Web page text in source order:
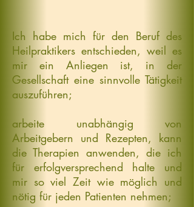
Ich habe mich für den Beruf des
Heilpraktikers entschieden, weil es
mir ein Anliegen ist, in der
Gesellschaft eine sinnvolle Tätigkeit
auszuführen;
arbeite unabhängig von
Arbeitgebern und Rezepten, kann
die Therapien anwenden, die ich
für erfolgversprechend halte und
mir so viel Zeit wie möglich und
nötig für jeden Patienten nehmen;